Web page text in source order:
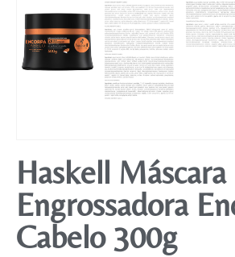
Haskell Máscara
Engrossadora
Cabelo 300g